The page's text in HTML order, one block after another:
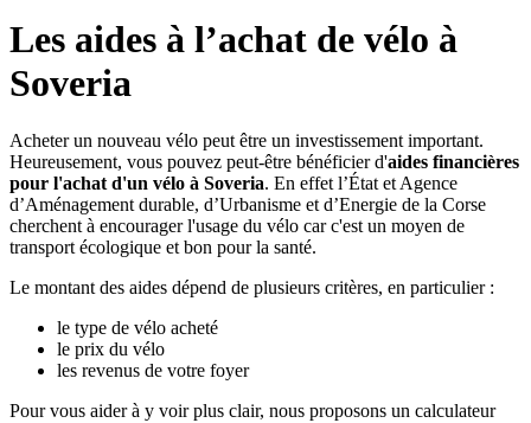
Les aides à l’achat de vélo à
Soveria
Acheter un nouveau vélo peut être un investissement important.
Heureusement, vous pouvez peut-être bénéficier d'aides financières
pour l'achat d'un vélo à Soveria. En effet l’État et Agence
d’Aménagement durable, d’Urbanisme et d’Energie de la Corse
cherchent à encourager l'usage du vélo car c'est un moyen de
transport écologique et bon pour la santé.
Le montant des aides dépend de plusieurs critères, en particulier :
le type de vélo acheté
le prix du vélo
les revenus de votre foyer
Pour vous aider à y voir plus clair, nous proposons un calculateur